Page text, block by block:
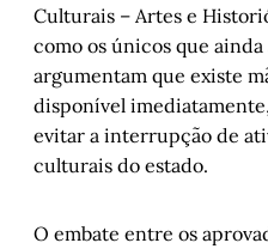
Culturais – Artes e
como os únicos que
argumentam que existe
disponível
evitar a interrupção de
culturais do estado.
O embate entre os